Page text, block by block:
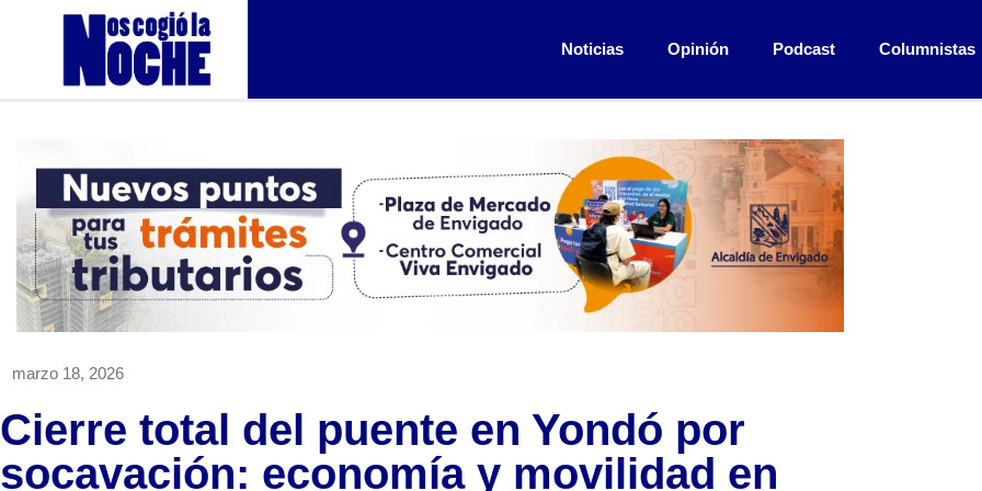
Noticias Opinión Podcast Columnistas
marzo 18, 2026
Cierre total del puente en Yondó por
socavación: economía y movilidad en